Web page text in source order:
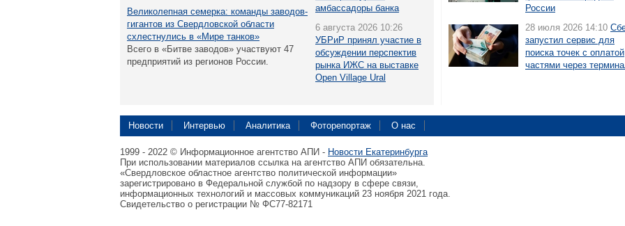
Великолепная семерка: команды заводов-
гигантов из Свердловской области
схлестнулись в «Мире танков»
Всего в «Битве заводов» участвуют 47
предприятий из регионов России.
амбассадоры банка
6 августа 2026 10:26
УБРиР принял участие в
обсуждении перспектив
рынка ИЖС на выставке
Open Village Ural
России
28 июля 2026 14:10
запустил сервис для
поиска точек с оплатой
частями через
Новости Интервью Аналитика Фоторепортаж О нас
1999 - 2022 © Информационное агентство АПИ - Новости Екатеринбурга
При использовании материалов ссылка на агентство АПИ обязательна.
«Свердловское областное агентство политической информации»
зарегистрировано в Федеральной службой по надзору в сфере связи,
информационных технологий и массовых коммуникаций 23 ноября 2021 года.
Свидетельство о регистрации № ФС77-82171